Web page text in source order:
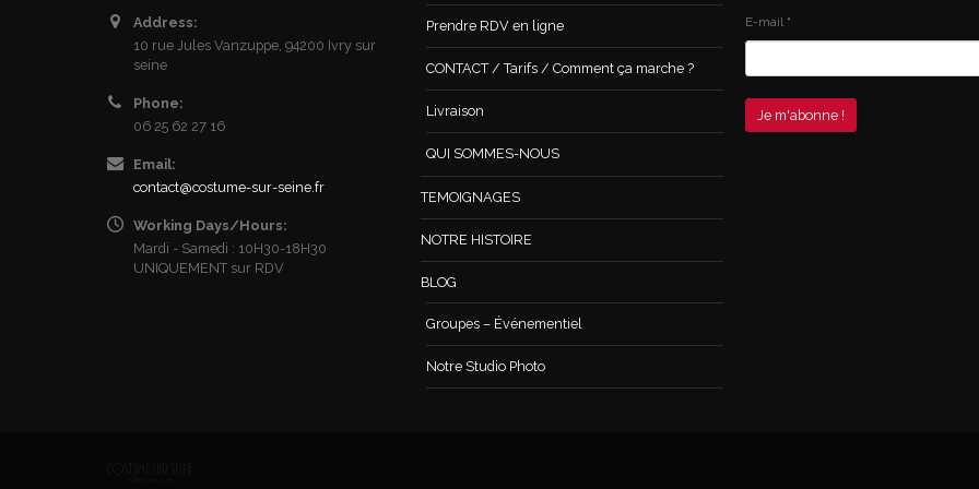
Address:
10 rue Jules Vanzuppe, 94200 Ivry sur
seine
Phone:
06 25 62 27 16
Email:
contact@costume-sur-seine.fr
Working Days/Hours:
Mardi - Samedi : 10H30-18H30
UNIQUEMENT sur RDV
Prendre RDV en ligne
CONTACT / Tarifs / Comment ça marche ?
Livraison
QUI SOMMES-NOUS
TEMOIGNAGES
NOTRE HISTOIRE
BLOG
Groupes – Événementiel
Notre Studio Photo
E-mail *